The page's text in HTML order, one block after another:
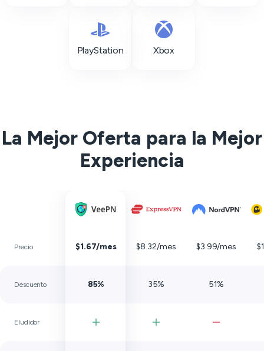
PlayStation Xbox
La Mejor Oferta para la Mejor
Experiencia
Precio
Descuento
Eludidor
$1.67/mes
85%
$8.32/mes
35%
$3.99/mes
51%